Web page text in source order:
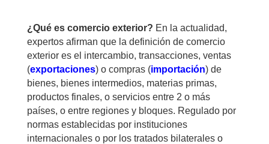
¿Qué es comercio exterior? En la actualidad,
expertos afirman que la definición de comercio
exterior es el intercambio, transacciones, ventas
(exportaciones) o compras (importación) de
bienes, bienes intermedios, materias primas,
productos finales, o servicios entre 2 o más
países, o entre regiones y bloques. Regulado por
normas establecidas por instituciones
internacionales o por los tratados bilaterales o